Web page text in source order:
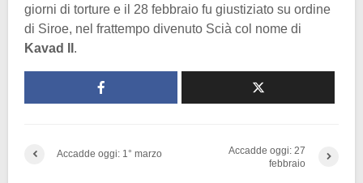
giorni di torture e il 28 febbraio fu giustiziato su ordine
di Siroe, nel frattempo divenuto Scià col nome di
Kavad II .
Accadde oggi: 1° marzo
Accadde oggi: 27
febbraio